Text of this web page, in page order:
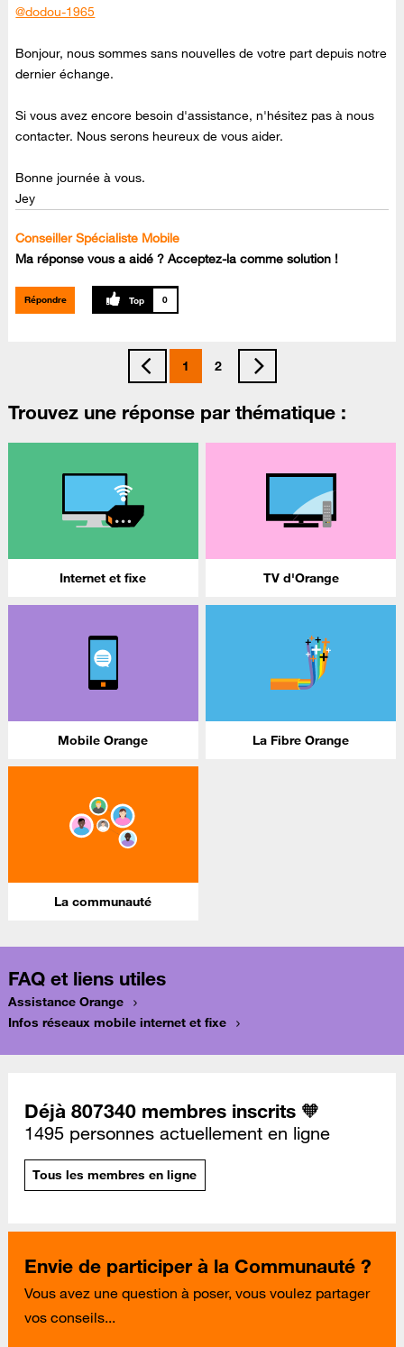
@dodou-1965
Bonjour, nous sommes sans nouvelles de votre part depuis notre
dernier échange.
Si vous avez encore besoin d'assistance, n'hésitez pas à nous
contacter. Nous serons heureux de vous aider.
Bonne journée à vous.
Jey
Conseiller Spécialiste Mobile
Ma réponse vous a aidé ? Acceptez-la comme solution !
Répondre 0
1 2
Trouvez une réponse par thématique :
Internet et fixe TV d'Orange
Mobile Orange La Fibre Orange
La communauté
FAQ et liens utiles
Assistance Orange
Infos réseaux mobile internet et fixe
Déjà 807340 membres inscrits 🧡
1495 personnes actuellement en ligne
Tous les membres en ligne
Envie de participer à la Communauté ?
Vous avez une question à poser, vous voulez partager
vos conseils...